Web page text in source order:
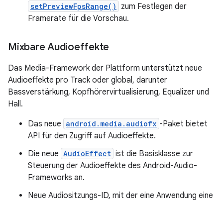
setPreviewFpsRange()
zum Festlegen der
Framerate für die Vorschau.
Mixbare Audioeffekte
Das Media-Framework der Plattform unterstützt neue
Audioeffekte pro Track oder global, darunter
Bassverstärkung, Kopfhörervirtualisierung, Equalizer und
Hall.
Das neue android.media.audiofx -Paket bietet
API für den Zugriff auf Audioeffekte.
Die neue AudioEffect ist die Basisklasse zur
Steuerung der Audioeffekte des Android-Audio-
Frameworks an.
Neue Audiositzungs-ID, mit der eine Anwendung eine